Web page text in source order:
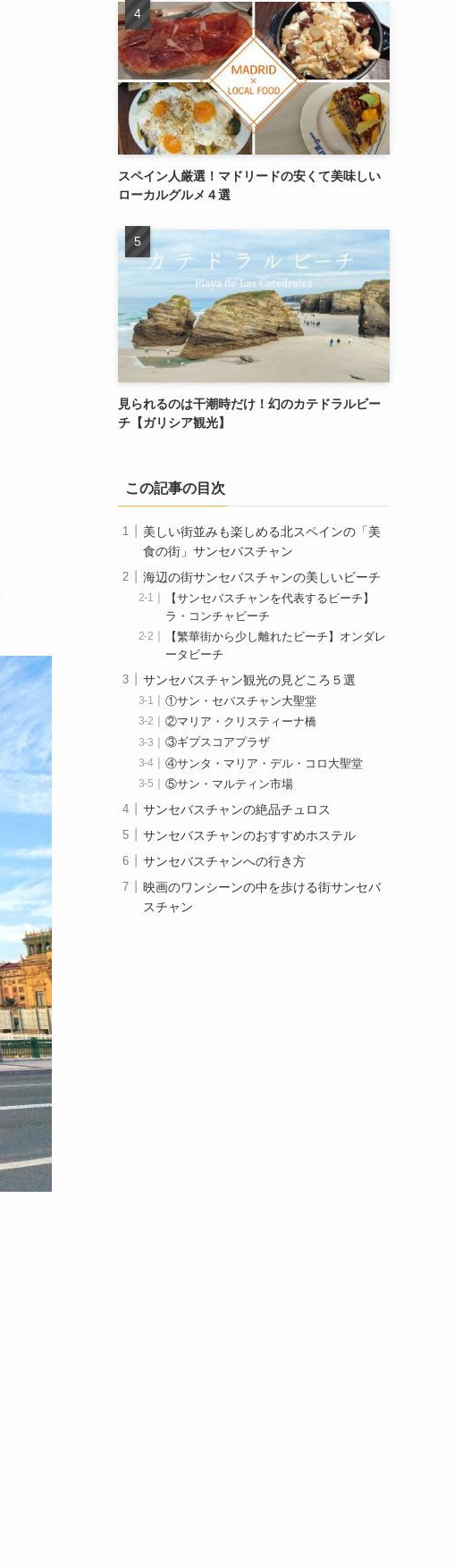
スペイン人厳選！マドリードの安くて美味しい
ローカルグルメ４選
見られるのは干潮時だけ！幻のカテドラルビー
チ【ガリシア観光】
この記事の目次
美しい街並みも楽しめる北スペインの「美
食の街」サンセバスチャン
海辺の街サンセバスチャンの美しいビーチ
【サンセバスチャンを代表するビーチ】
ラ・コンチャビーチ
【繁華街から少し離れたビーチ】オンダレ
ータビーチ
サンセバスチャン観光の見どころ５選
①サン・セバスチャン大聖堂
②マリア・クリスティーナ橋
③ギプスコアプラザ
④サンタ・マリア・デル・コロ大聖堂
⑤サン・マルティン市場
サンセバスチャンの絶品チュロス
サンセバスチャンのおすすめホステル
サンセバスチャンへの行き方
映画のワンシーンの中を歩ける街サンセバ
スチャン